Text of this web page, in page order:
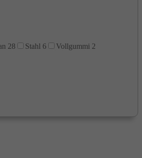
28 Stahl 6 Vollgummi 2